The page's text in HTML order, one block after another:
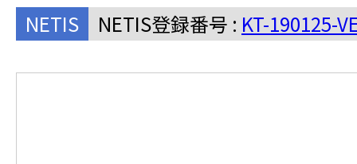
NETIS NETIS登録番号 : KT-190125-